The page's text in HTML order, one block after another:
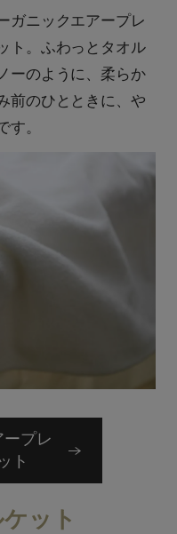
ガニックエアープレ
ト。ふわっとタオル
ーのように、柔らか
前のひとときに、や
す。
プレ
ト
ケット